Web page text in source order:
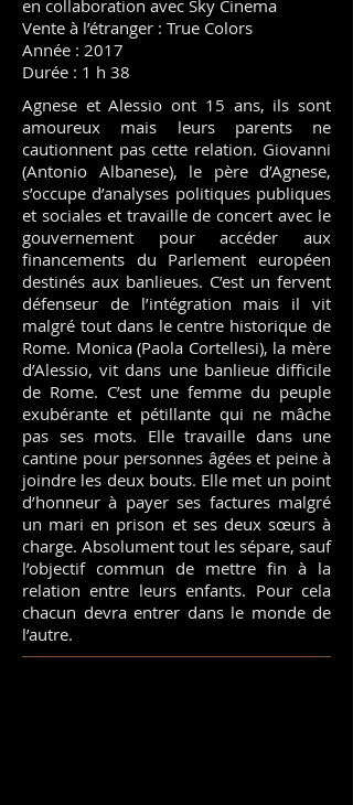
en collaboration avec Sky Cinema
Vente à l’étranger : True Colors
Année : 2017
Durée : 1 h 38
Agnese et Alessio ont 15 ans, ils sont
amoureux mais leurs parents ne
cautionnent pas cette relation. Giovanni
(Antonio Albanese), le père d’Agnese,
s’occupe d’analyses politiques publiques
et sociales et travaille de concert avec le
gouvernement pour accéder aux
financements du Parlement européen
destinés aux banlieues. C’est un fervent
défenseur de l’intégration mais il vit
malgré tout dans le centre historique de
Rome. Monica (Paola Cortellesi), la mère
d’Alessio, vit dans une banlieue difficile
de Rome. C’est une femme du peuple
exubérante et pétillante qui ne mâche
pas ses mots. Elle travaille dans une
cantine pour personnes âgées et peine à
joindre les deux bouts. Elle met un point
d’honneur à payer ses factures malgré
un mari en prison et ses deux sœurs à
charge. Absolument tout les sépare, sauf
l’objectif commun de mettre fin à la
relation entre leurs enfants. Pour cela
chacun devra entrer dans le monde de
l’autre.